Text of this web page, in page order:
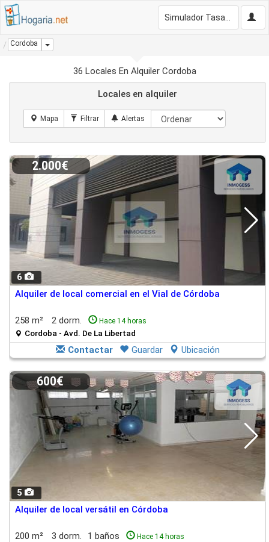
Cordoba Dropdown
36 Locales En Alquiler Cordoba
Locales en alquiler
6
2.000€
Alquiler de local comercial en el Vial de Córdoba
258 m² 2 dorm. Hace 14 horas
Cordoba - Avd. De La Libertad
Contactar Guardar Ubicación
5
600€
Alquiler de local versátil en Córdoba
200 m² 3 dorm. 1 baños Hace 14 horas